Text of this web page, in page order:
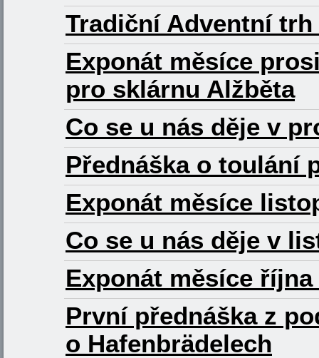
Tradiční Adventní
Exponát měsíce
pro sklárnu Alžběta
Co se u nás děje v
Přednáška o toulání
Exponát měsíce
Co se u nás děje v
Exponát měsíce
První přednáška z
o Hafenbrädelech